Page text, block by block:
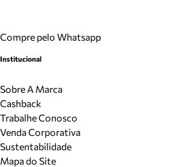
Compre pelo Whatsapp
Institucional
Sobre A Marca
Cashback
Trabalhe Conosco
Venda Corporativa
Sustentabilidade
Mapa do Site